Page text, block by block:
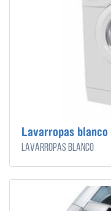
Lavarropas blanco
Lavarropas blanco